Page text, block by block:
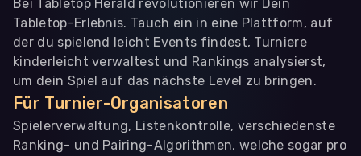
Bei Tabletop Herald revolutionieren wir Dein
Tabletop-Erlebnis. Tauch ein in eine Plattform, auf
der du spielend leicht Events findest, Turniere
kinderleicht verwaltest und Rankings analysierst,
um dein Spiel auf das nächste Level zu bringen.
Für Turnier-Organisatoren
Spielerverwaltung, Listenkontrolle, verschiedenste
Ranking- und Pairing-Algorithmen, welche sogar pro